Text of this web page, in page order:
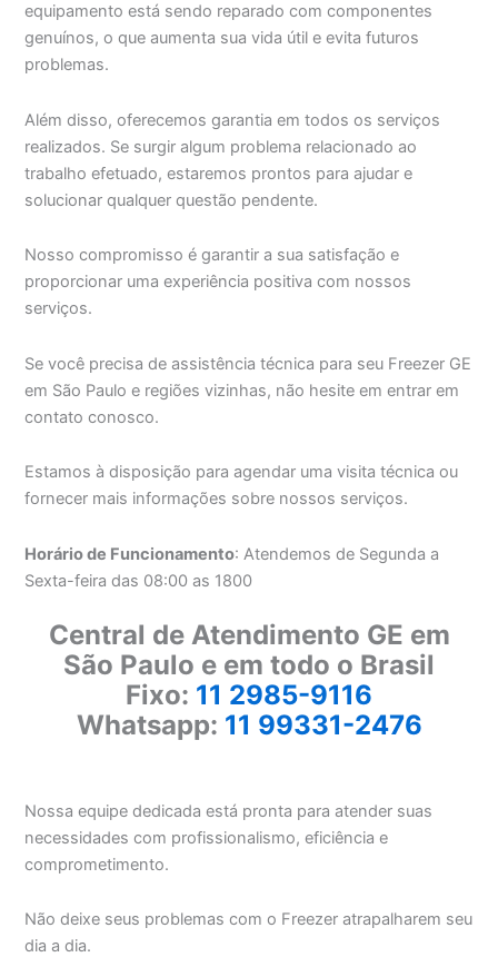
equipamento está sendo reparado com componentes
genuínos, o que aumenta sua vida útil e evita futuros
problemas.
Além disso, oferecemos garantia em todos os serviços
realizados. Se surgir algum problema relacionado ao
trabalho efetuado, estaremos prontos para ajudar e
solucionar qualquer questão pendente.
Nosso compromisso é garantir a sua satisfação e
proporcionar uma experiência positiva com nossos
serviços.
Se você precisa de assistência técnica para seu Freezer GE
em São Paulo e regiões vizinhas, não hesite em entrar em
contato conosco.
Estamos à disposição para agendar uma visita técnica ou
fornecer mais informações sobre nossos serviços.
Horário de Funcionamento: Atendemos de Segunda a
Sexta-feira das 08:00 as 1800
Central de Atendimento GE em
São Paulo e em todo o Brasil
Fixo: 11 2985-9116
Whatsapp: 11 99331-2476
Nossa equipe dedicada está pronta para atender suas
necessidades com profissionalismo, eficiência e
comprometimento.
Não deixe seus problemas com o Freezer atrapalharem seu
dia a dia.